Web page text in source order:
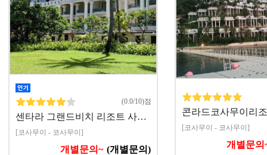
(0.0/10)점
센타라 그랜드비치 리조트 사…
[코사무이 - 코사무이]
개별문의~ (개별문의)
콘라드코사무이리
[코사무이 - 코사무이]
개별문의